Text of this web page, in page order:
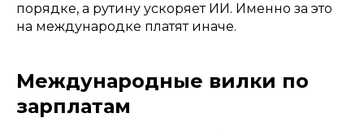
порядке, а рутину ускоряет ИИ. Именно за это
на международке платят иначе.
Международные вилки по
зарплатам